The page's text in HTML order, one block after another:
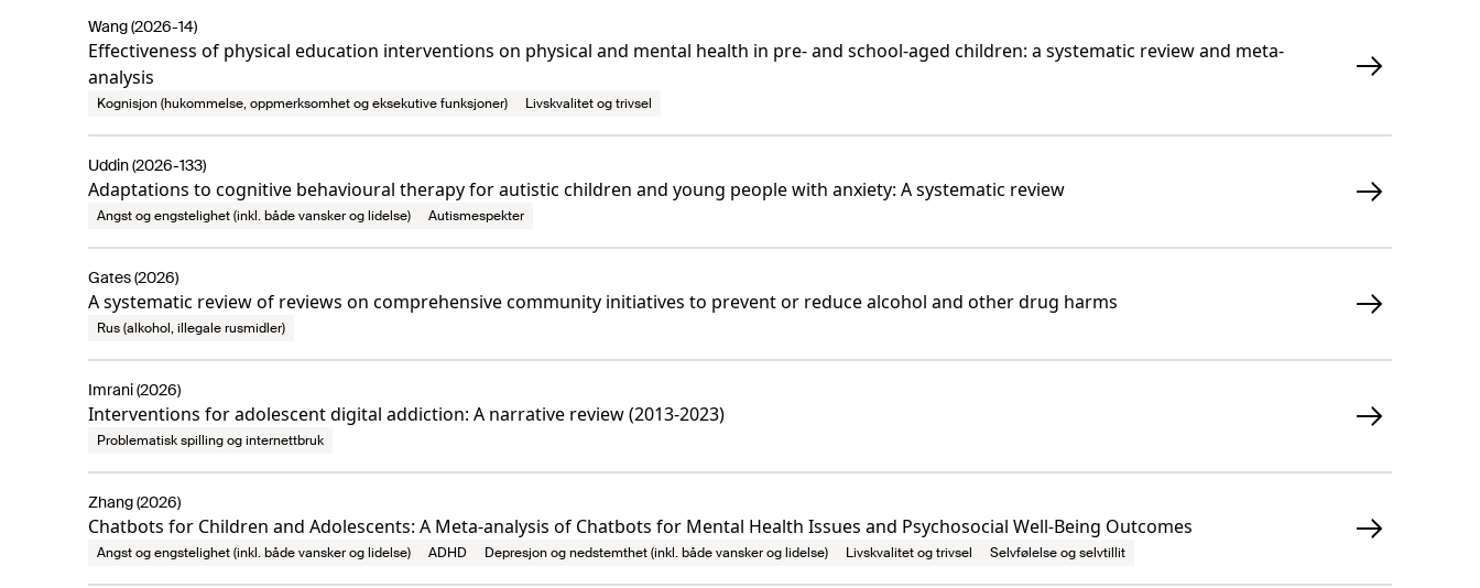
Effectiveness of physical education interventions on physical and mental health in pre- and school-aged children: a systematic review and meta-
analysis
Wang (2026-14)
Kognisjon (hukommelse, oppmerksomhet og eksekutive funksjoner) Livskvalitet og trivsel
Adaptations to cognitive behavioural therapy for autistic children and young people with anxiety: A systematic review
Uddin (2026-133)
Angst og engstelighet (inkl. både vansker og lidelse) Autismespekter
A systematic review of reviews on comprehensive community initiatives to prevent or reduce alcohol and other drug harms
Gates (2026)
Rus (alkohol, illegale rusmidler)
Interventions for adolescent digital addiction: A narrative review (2013-2023)
Imrani (2026)
Problematisk spilling og internettbruk
Chatbots for Children and Adolescents: A Meta-analysis of Chatbots for Mental Health Issues and Psychosocial Well-Being Outcomes
Zhang (2026)
Angst og engstelighet (inkl. både vansker og lidelse) ADHD Depresjon og nedstemthet (inkl. både vansker og lidelse) Livskvalitet og trivsel Selvfølelse og selvtillit